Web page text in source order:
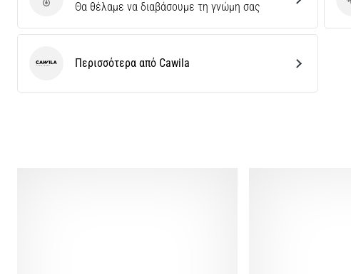
Στείλτε κριτική για το προϊόν
Θα θέλαμε να διαβάσουμε τη γνώμη σας
Cawila Περισσότερα από Cawila